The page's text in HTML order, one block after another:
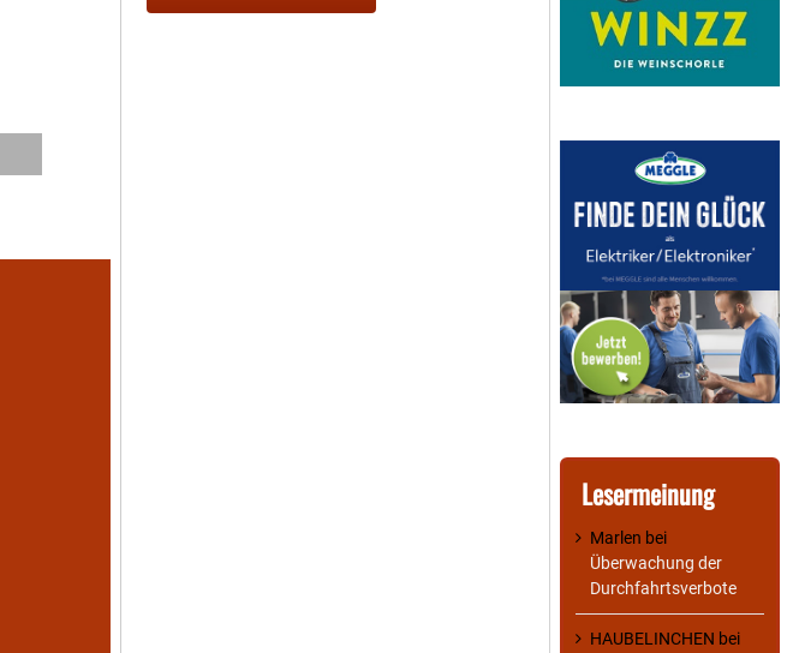
Lesermeinung
Marlen bei
Überwachung der
Durchfahrtsverbote
HAUBELINCHEN bei